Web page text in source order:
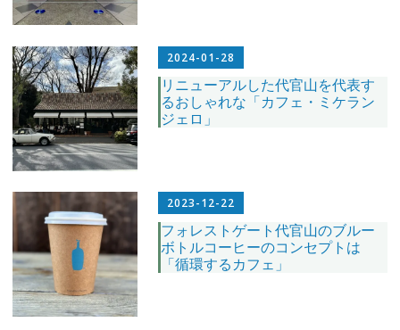
2024-01-28
リニューアルした代官山を代表す
るおしゃれな「カフェ・ミケラン
ジェロ」
2023-12-22
フォレストゲート代官山のブルー
ボトルコーヒーのコンセプトは
「循環するカフェ」